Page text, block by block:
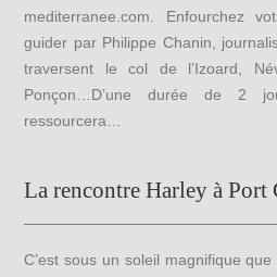
mediterranee.com. Enfourchez
guider par Philippe Chanin,
traversent le col de l’Izoard,
Ponçon…D’une durée de 2
ressourcera…
La rencontre Harley à Port
C’est sous un soleil magnifique